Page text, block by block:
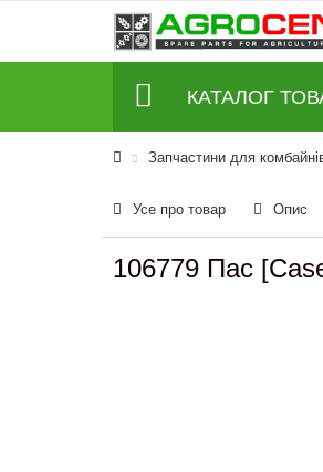
КАТАЛОГ
Запчастини для
Усе про товар Опис
106779 Пас